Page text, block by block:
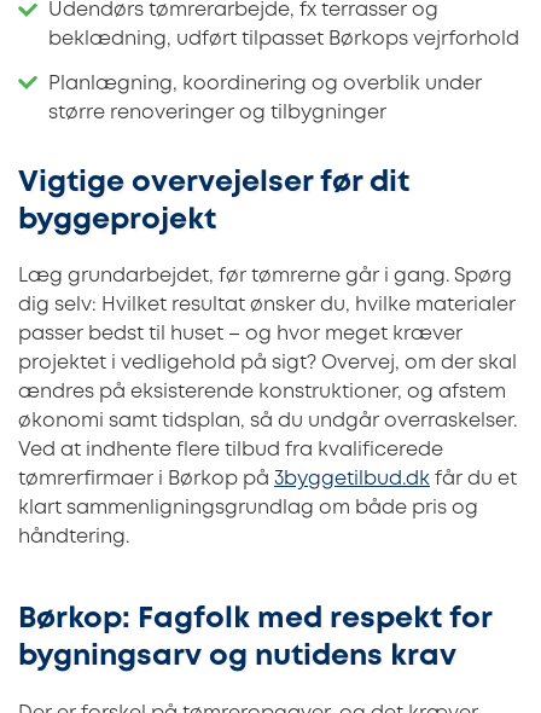
Udendørs tømrerarbejde, fx terrasser og
beklædning, udført tilpasset Børkops vejrforhold
Planlægning, koordinering og overblik under
større renoveringer og tilbygninger
Vigtige overvejelser før dit
byggeprojekt
Læg grundarbejdet, før tømrerne går i gang. Spørg
dig selv: Hvilket resultat ønsker du, hvilke materialer
passer bedst til huset – og hvor meget kræver
projektet i vedligehold på sigt? Overvej, om der skal
ændres på eksisterende konstruktioner, og afstem
økonomi samt tidsplan, så du undgår overraskelser.
Ved at indhente flere tilbud fra kvalificerede
tømrerfirmaer i Børkop på 3byggetilbud.dk får du et
klart sammenligningsgrundlag om både pris og
håndtering.
Børkop: Fagfolk med respekt for
bygningsarv og nutidens krav